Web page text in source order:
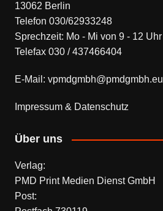
13062 Berlin
Telefon 030/62933248
Sprechzeit: Mo - Mi von 9 - 12 Uhr
Telefax 030 / 437466404
E-Mail: vpmdgmbh@pmdgmbh.eu
Impressum & Datenschutz
Über uns
Verlag:
PMD Print Medien Dienst GmbH
Post: